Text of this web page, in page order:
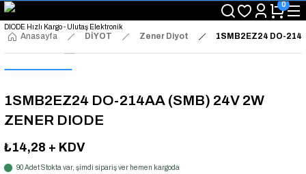
"Saat 14:00'a Kadar Verilen Siparişlerde Aynı Gün Kargo Avantajı!
"Binlerce Ürün Çeşitliliği ile Stoktan Hemen Teslim."
"Toptan Fiyatına Perakende Satış Avantajını Kaçırmayın!"
0
Anasayfa DİYOT Zener Diyot 1SMB2EZ24 DO-
1SMB2EZ24 DO-214AA (SMB) 24V 2W
ZENER DIODE
₺14,28 + KDV
90 Adet Stokta var, şimdi sipariş ver hemen kargoda